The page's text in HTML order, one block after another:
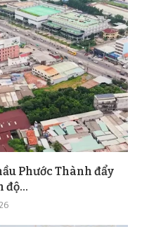
Phước Thành đẩy
độ...